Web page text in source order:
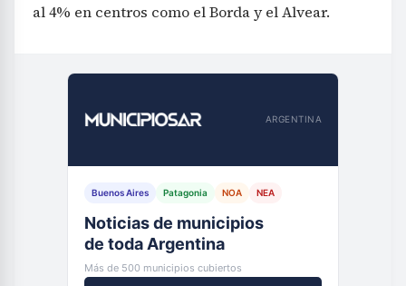
al 4% en centros como el Borda y el Alvear.
ARGENTINA
Buenos Aires Patagonia NOA NEA
Noticias de municipios
de toda Argentina
Más de 500 municipios cubiertos